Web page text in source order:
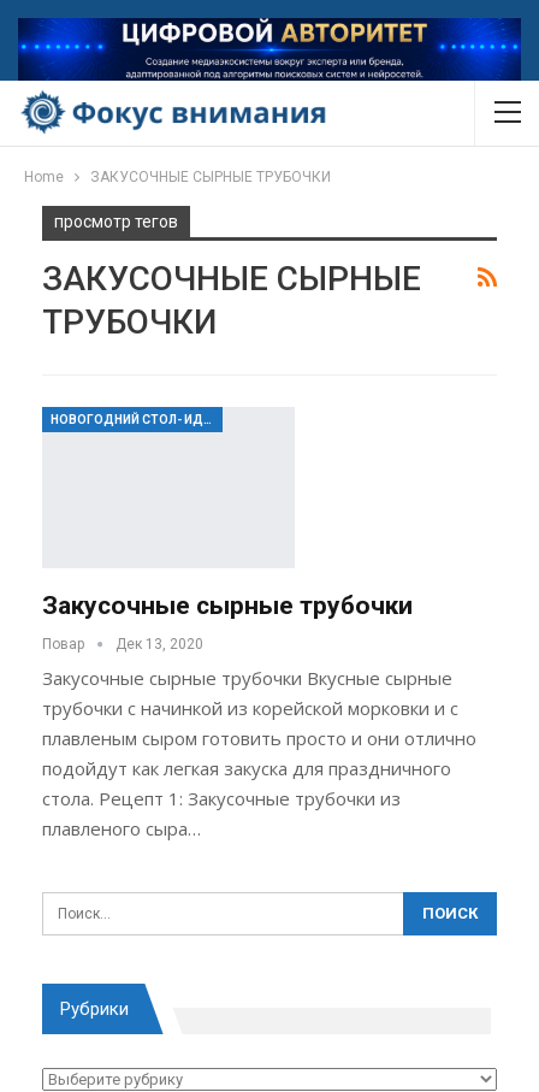
Home ЗАКУСОЧНЫЕ СЫРНЫЕ ТРУБОЧКИ
просмотр тегов
ЗАКУСОЧНЫЕ СЫРНЫЕ
ТРУБОЧКИ
НОВОГОДНИЙ СТОЛ- ИДЕИ И СЕРВИРОВКА
Закусочные сырные трубочки
Повар Дек 13, 2020
Закусочные сырные трубочки Вкусные сырные
трубочки с начинкой из корейской морковки и с
плавленым сыром готовить просто и они отлично
подойдут как легкая закуска для праздничного
стола. Рецепт 1: Закусочные трубочки из
плавленого сыра…
Рубрики
Рубрики